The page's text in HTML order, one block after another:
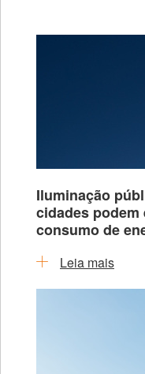
Iluminação
cidades podem
consumo de
Leia mais